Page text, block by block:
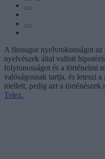
A finnugor nyelvrokonságot
nyelvészek által vallott
folytonosságot és a történelmi
valóságosnak tartja, és leteszi
mellett, pedig azt a történészek
Telex.